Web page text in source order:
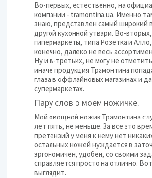
Во-первых, естественно, на
компании - tramontina.ua. Именно
знаю, представлен самый широкий
другой кухонной утвари. Во-
гипермаркеты, типа Розетка и
конечно, далеко не весь
Ну и в-третьих, не могу не
иначе продукция Трамонтина
глаза в оффлайновых магазинах и
супермаркетах.
Пару слов о моем ножичке.
Мой овощной ножик Трамонтина
лет пять, не меньше. За все это
претензий у меня к нему нет
остальных ножей нуждается в
эргономичен, удобен, со своими
справляется просто на отлично.
выглядит.